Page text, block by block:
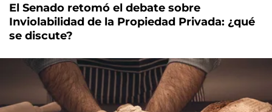
El Senado retomó el debate sobre
Inviolabilidad de la Propiedad Privada: ¿qué
se discute?